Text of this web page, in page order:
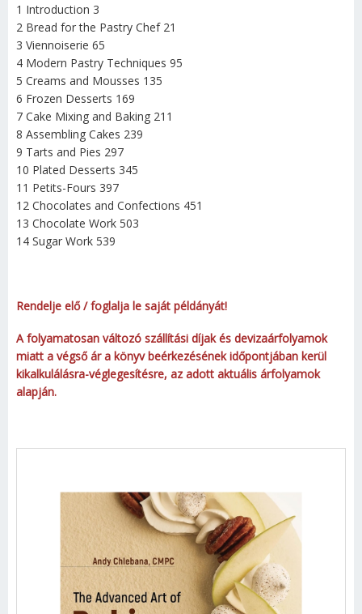
1 Introduction 3
2 Bread for the Pastry Chef 21
3 Viennoiserie 65
4 Modern Pastry Techniques 95
5 Creams and Mousses 135
6 Frozen Desserts 169
7 Cake Mixing and Baking 211
8 Assembling Cakes 239
9 Tarts and Pies 297
10 Plated Desserts 345
11 Petits-Fours 397
12 Chocolates and Confections 451
13 Chocolate Work 503
14 Sugar Work 539
Rendelje elő / foglalja le saját példányát!
A folyamatosan változó szállítási díjak és devizaárfolyamok
miatt a végső ár a könyv beérkezésének időpontjában kerül
kikalkulálásra-véglegesítésre, az adott aktuális árfolyamok
alapján.